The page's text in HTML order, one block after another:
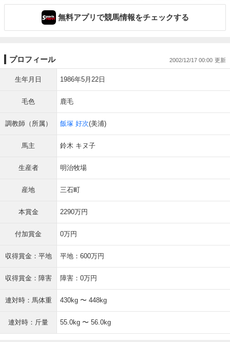
無料アプリで競馬情報をチェックする
プロフィール 2002/12/17 00:00
生年月日 1986年5月22日
毛色 鹿毛
調教師（所属） 飯塚 好次(美浦)
馬主 鈴木 キヌ子
生産者 明治牧場
産地 三石町
本賞金 2290万円
付加賞金 0万円
収得賞金：平地 平地：600万円
収得賞金：障害 障害：0万円
連対時：馬体重 430kg 〜 448kg
連対時：斤量 55.0kg 〜 56.0kg